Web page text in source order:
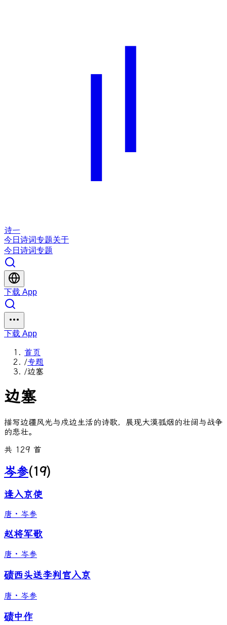
诗一
今日 诗词专题关于
今日 诗词专题
下载 App
下载 App
首页
/专题
/边塞
边塞
描写边疆风光与戍边生活的诗歌，展现大漠孤烟的壮阔与战争
的悲壮。
共 129 首
岑参(19)
逢入京使
唐 · 岑参
赵将军歌
唐 · 岑参
碛西头送李判官入京
唐 · 岑参
碛中作